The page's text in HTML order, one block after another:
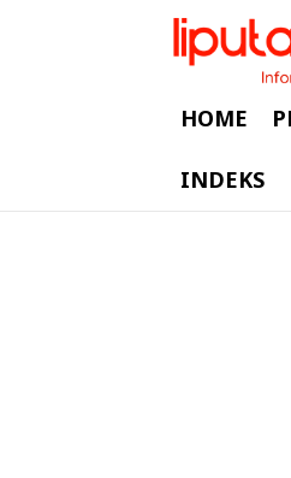
HOME
INDEKS